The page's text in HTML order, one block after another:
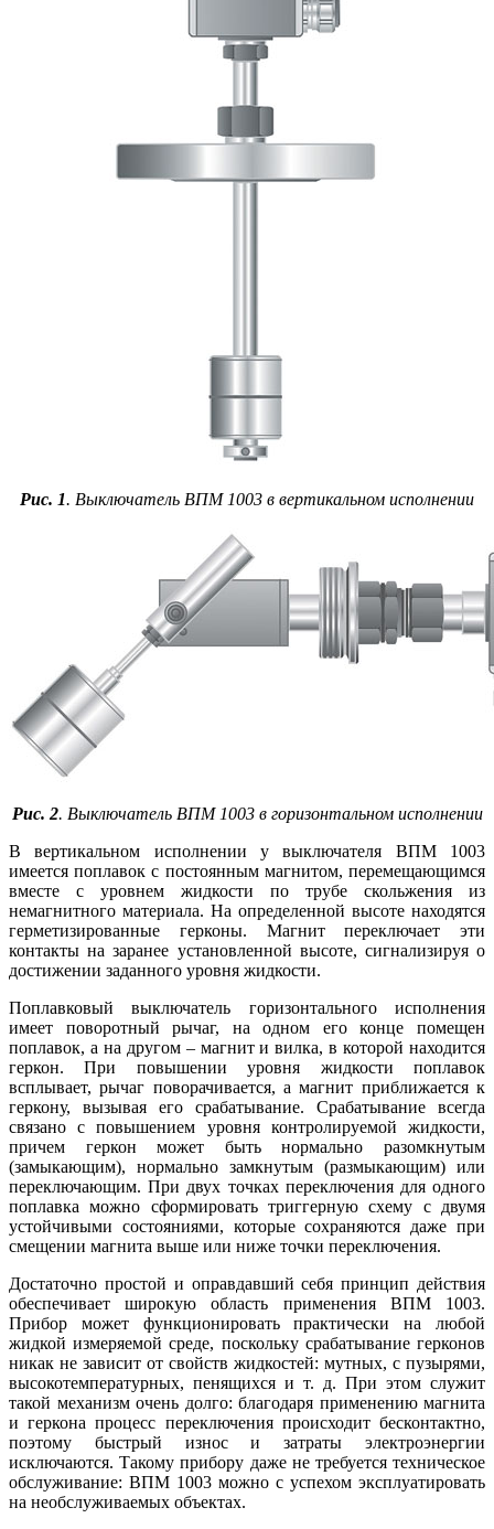
Рис. 1. Выключатель ВПМ 1003 в вертикальном исполнении
Рис. 2. Выключатель ВПМ 1003 в горизонтальном исполнении
В вертикальном исполнении у выключателя ВПМ 1003
имеется поплавок с постоянным магнитом, перемещающимся
вместе с уровнем жидкости по трубе скольжения из
немагнитного материала. На определенной высоте находятся
герметизированные герконы. Магнит переключает эти
контакты на заранее установленной высоте, сигнализируя о
достижении заданного уровня жидкости.
Поплавковый выключатель горизонтального исполнения
имеет поворотный рычаг, на одном его конце помещен
поплавок, а на другом – магнит и вилка, в которой находится
геркон. При повышении уровня жидкости поплавок
всплывает, рычаг поворачивается, а магнит приближается к
геркону, вызывая его срабатывание. Срабатывание всегда
связано с повышением уровня контролируемой жидкости,
причем геркон может быть нормально разомкнутым
(замыкающим), нормально замкнутым (размыкающим) или
переключающим. При двух точках переключения для одного
поплавка можно сформировать триггерную схему с двумя
устойчивыми состояниями, которые сохраняются да­же при
смещении магнита вы­ше или ни­же точки переключения.
Достаточно простой и оправдавший се­бя принцип действия
обеспечивает широкую область применения ВПМ 1003.
Прибор может функционировать практически на любой
жидкой измеряемой среде, поскольку срабатывание герконов
никак не зависит от свойств жидкостей: мутных, с пузырями,
высокотемпературных, пенящихся и т. д. При этом служит
такой механизм очень долго: благодаря применению магнита
и геркона процесс переключения происходит бесконтактно,
поэтому быстрый износ и затраты электроэнергии
исключаются. Такому прибору да­же не требуется техническое
обслуживание: ВПМ 1003 можно с успехом эксплуатировать
на необслуживаемых объектах.